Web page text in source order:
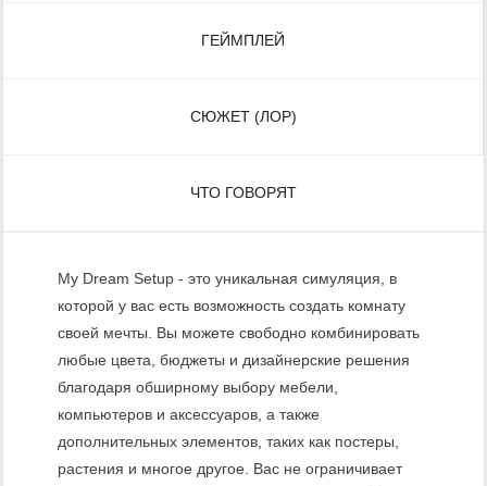
ГЕЙМПЛЕЙ
СЮЖЕТ (ЛОР)
ЧТО ГОВОРЯТ
My Dream Setup - это уникальная симуляция, в
которой у вас есть возможность создать комнату
своей мечты. Вы можете свободно комбинировать
любые цвета, бюджеты и дизайнерские решения
благодаря обширному выбору мебели,
компьютеров и аксессуаров, а также
дополнительных элементов, таких как постеры,
растения и многое другое. Вас не ограничивает